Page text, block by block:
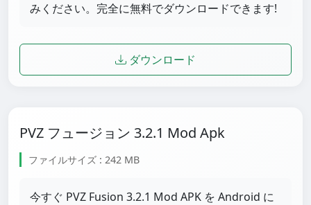
みください。完全に無料でダウンロードできます!
ダウンロード
PVZ フュージョン 3.2.1 Mod Apk
ファイルサイズ : 242 MB
今すぐ PVZ Fusion 3.2.1 Mod APK を Android に